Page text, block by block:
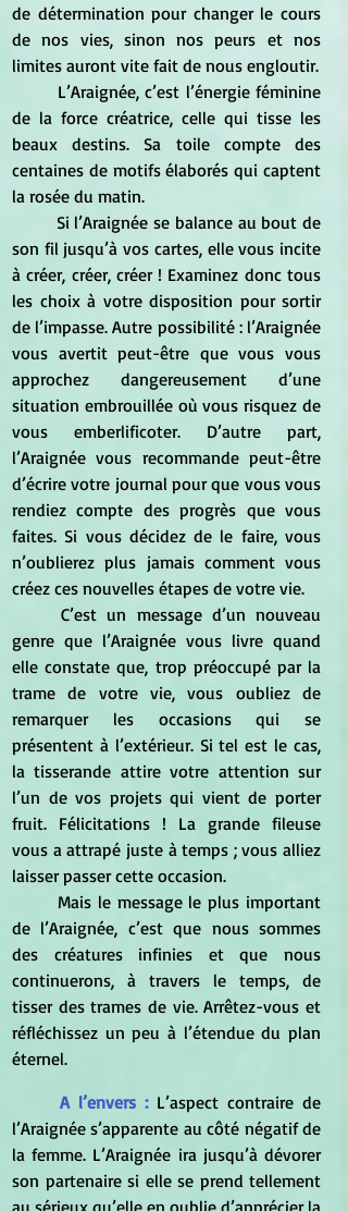
de détermination pour changer le cours
de nos vies, sinon nos peurs et nos
limites auront vite fait de nous engloutir.
de la force créatrice, celle qui tisse les
beaux destins. Sa toile compte des
centaines de motifs élaborés qui captent
la rosée du matin.
son fil jusqu’à vos cartes, elle vous incite
à créer, créer, créer ! Examinez donc tous
les choix à votre disposition pour sortir
de l’impasse. Autre possibilité : l’Araignée
vous avertit peut-être que vous vous
approchez dangereusement d’une
situation embrouillée où vous risquez de
vous emberlificoter. D’autre part,
l’Araignée vous recommande peut-être
d’écrire votre journal pour que vous vous
rendiez compte des progrès que vous
faites. Si vous décidez de le faire, vous
n’oublierez plus jamais comment vous
créez ces nouvelles étapes de votre vie.
	C’est un message d’un nouveau
genre que l’Araignée vous livre quand
elle constate que, trop préoccupé par la
trame de votre vie, vous oubliez de
remarquer les occasions qui se
présentent à l’extérieur. Si tel est le cas,
la tisserande attire votre attention sur
l’un de vos projets qui vient de porter
fruit. Félicitations ! La grande fileuse
vous a attrapé juste à temps ; vous alliez
laisser passer cette occasion.
de l’Araignée, c’est que nous sommes
des créatures infinies et que nous
continuerons, à travers le temps, de
tisser des trames de vie. Arrêtez-vous et
réfléchissez un peu à l’étendue du plan
éternel.
A l’envers : L’aspect contraire de
l’Araignée s’apparente au côté négatif de
la femme. L’Araignée ira jusqu’à dévorer
son partenaire si elle se prend tellement
au sérieux qu’elle en oublie d’apprécier la